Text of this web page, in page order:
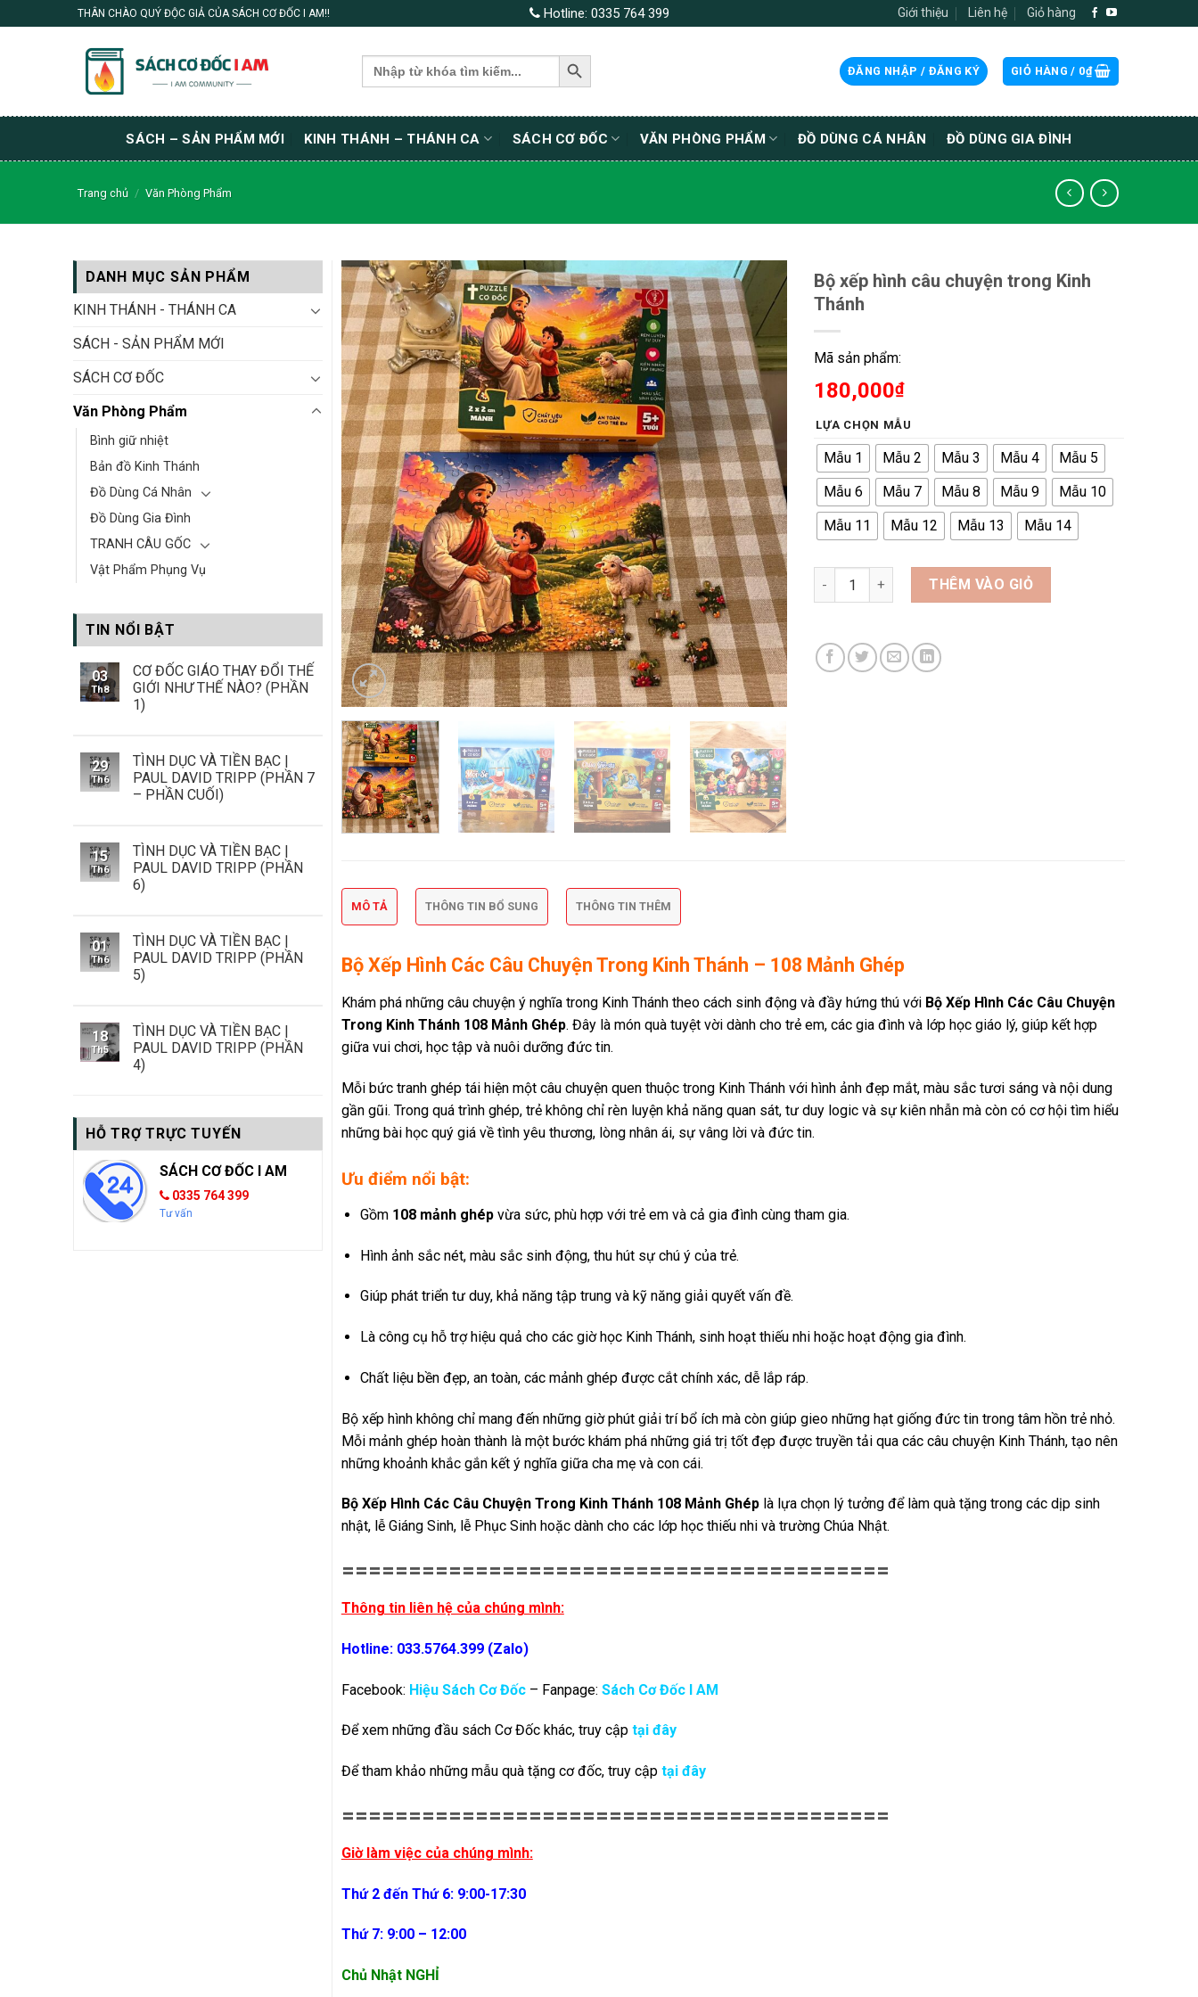
to
THÂN CHÀO QUÝ ĐỘC GIẢ CỦA SÁCH CƠ ĐỐC I AM!! Hotline: 0335 764 399 Giới thiệu Liên hệ Giỏ hàng
Search
for:
SEARCH BUTTON
ĐĂNG NHẬP / ĐĂNG KÝ
GIỎ HÀNG / 0₫
SÁCH – SẢN PHẨM MỚI KINH THÁNH – THÁNH CA SÁCH CƠ ĐỐC VĂN PHÒNG PHẨM ĐỒ DÙNG CÁ NHÂN ĐỒ DÙNG GIA ĐÌNH
Trang chủ / Văn Phòng Phẩm
DANH MỤC SẢN PHẨM
KINH THÁNH - THÁNH CA
SÁCH - SẢN PHẨM MỚI
SÁCH CƠ ĐỐC
Văn Phòng Phẩm
Bình giữ nhiệt
Bản đồ Kinh Thánh
Đồ Dùng Cá Nhân
Đồ Dùng Gia Đình
TRANH CÂU GỐC
Vật Phẩm Phụng Vụ
TIN NỔI BẬT
03
Th8
CƠ ĐỐC GIÁO THAY ĐỔI THẾ
GIỚI NHƯ THẾ NÀO? (PHẦN
1)
29
Th6
TÌNH DỤC VÀ TIỀN BẠC |
PAUL DAVID TRIPP (PHẦN 7
– PHẦN CUỐI)
15
Th6
TÌNH DỤC VÀ TIỀN BẠC |
PAUL DAVID TRIPP (PHẦN
6)
01
Th6
TÌNH DỤC VÀ TIỀN BẠC |
PAUL DAVID TRIPP (PHẦN
5)
18
Th5
TÌNH DỤC VÀ TIỀN BẠC |
PAUL DAVID TRIPP (PHẦN
4)
HỖ TRỢ TRỰC TUYẾN
SÁCH CƠ ĐỐC I AM
0335 764 399
Tư vấn
Thêm wishlist
Bộ xếp hình câu chuyện trong Kinh
Thánh
Mã sản phẩm:
180,000₫
LỰA CHỌN MẪU
Mẫu 1 Mẫu 2 Mẫu 3 Mẫu 4
Mẫu 5
Mẫu 6
Mẫu 7 Mẫu 8 Mẫu 9
Mẫu 10
Mẫu 11
Mẫu 12 Mẫu 13 Mẫu 14
Bộ xếp hình câu chuyện trong Kinh Thánh số lượng
THÊM VÀO GIỎ
MÔ TẢ THÔNG TIN BỔ SUNG THÔNG TIN THÊM
Bộ Xếp Hình Các Câu Chuyện Trong Kinh Thánh – 108 Mảnh Ghép
Khám phá những câu chuyện ý nghĩa trong Kinh Thánh theo cách sinh động và đầy hứng thú với Bộ Xếp Hình Các Câu Chuyện
Trong Kinh Thánh 108 Mảnh Ghép. Đây là món quà tuyệt vời dành cho trẻ em, các gia đình và lớp học giáo lý, giúp kết hợp
giữa vui chơi, học tập và nuôi dưỡng đức tin.
Mỗi bức tranh ghép tái hiện một câu chuyện quen thuộc trong Kinh Thánh với hình ảnh đẹp mắt, màu sắc tươi sáng và nội dung
gần gũi. Trong quá trình ghép, trẻ không chỉ rèn luyện khả năng quan sát, tư duy logic và sự kiên nhẫn mà còn có cơ hội tìm hiểu
những bài học quý giá về tình yêu thương, lòng nhân ái, sự vâng lời và đức tin.
Ưu điểm nổi bật:
Gồm 108 mảnh ghépvừa sức, phù hợp với trẻ em và cả gia đình cùng tham gia.
Hình ảnh sắc nét, màu sắc sinh động, thu hút sự chú ý của trẻ.
Giúp phát triển tư duy, khả năng tập trung và kỹ năng giải quyết vấn đề.
Là công cụ hỗ trợ hiệu quả cho các giờ học Kinh Thánh, sinh hoạt thiếu nhi hoặc hoạt động gia đình.
Chất liệu bền đẹp, an toàn, các mảnh ghép được cắt chính xác, dễ lắp ráp.
Bộ xếp hình không chỉ mang đến những giờ phút giải trí bổ ích mà còn giúp gieo những hạt giống đức tin trong tâm hồn trẻ nhỏ.
Mỗi mảnh ghép hoàn thành là một bước khám phá những giá trị tốt đẹp được truyền tải qua các câu chuyện Kinh Thánh, tạo nên
những khoảnh khắc gắn kết ý nghĩa giữa cha mẹ và con cái.
Bộ Xếp Hình Các Câu Chuyện Trong Kinh Thánh 108 Mảnh Ghéplà lựa chọn lý tưởng để làm quà tặng trong các dịp sinh
nhật, lễ Giáng Sinh, lễ Phục Sinh hoặc dành cho các lớp học thiếu nhi và trường Chúa Nhật.
=========================================
Thông tin liên hệ của chúng mình:
Hotline: 033.5764.399 (Zalo)
Facebook: Hiệu Sách Cơ Đốc– Fanpage: Sách Cơ Đốc I AM
Để xem những đầu sách Cơ Đốc khác, truy cập tại đây
Để tham khảo những mẫu quà tặng cơ đốc, truy cập tại đây
=========================================
Giờ làm việc của chúng mình:
Thứ 2 đến Thứ 6: 9:00-17:30
Thứ 7: 9:00 – 12:00
Chủ Nhật NGHỈ